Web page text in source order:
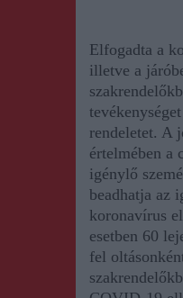
Elfogadta a
illetve a
rendeletet. A
értelmében a
igénylő
beadhatja az
koronavírus
esetben 60
fel